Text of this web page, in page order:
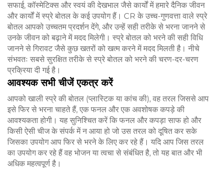
सफाई, कॉस्मेटिक्स और स्वयं की देखभाल जैसे कार्यों में हमारे दैनिक जीवन
और कार्यों में स्प्रे बोतल के कई उपयोग हैं। CR के उच्च-गुणवत्ता वाले स्प्रे
बोतल आपको उच्चतम प्रदर्शन देंगे, और उन्हें सही तरीके से भरना जानने से
उनके जीवन को बढ़ाने में मदद मिलेगी। स्प्रे बोतल को भरने की सही विधि
जानने से गिरावट जैसे कुछ खतरों को खत्म करने में मदद मिलती है। नीचे
संभवतः सबसे सुरक्षित तरीके से स्प्रे बोतल को भरने की चरण-दर-चरण
प्रक्रिया दी गई है।
आवश्यक सभी चीजें एकत्र करें
आपको खाली स्प्रे की बोतल (प्लास्टिक या कांच की), वह तरल जिससे आप
इसे फिर से भरना चाहते हैं, एक फनल और एक अवशोषक कपड़े की
आवश्यकता होगी। यह सुनिश्चित करें कि फनल और कपड़ा साफ हो और
किसी ऐसी चीज के संपर्क में न आया हो जो उस तरल को दूषित कर सके
जिसका उपयोग आप फिर से भरने के लिए कर रहे हैं। यदि आप जिस तरल
का उपयोग कर रहे हैं वह भोजन या त्वचा से संबंधित है, तो यह बात और भी
अधिक महत्वपूर्ण है।